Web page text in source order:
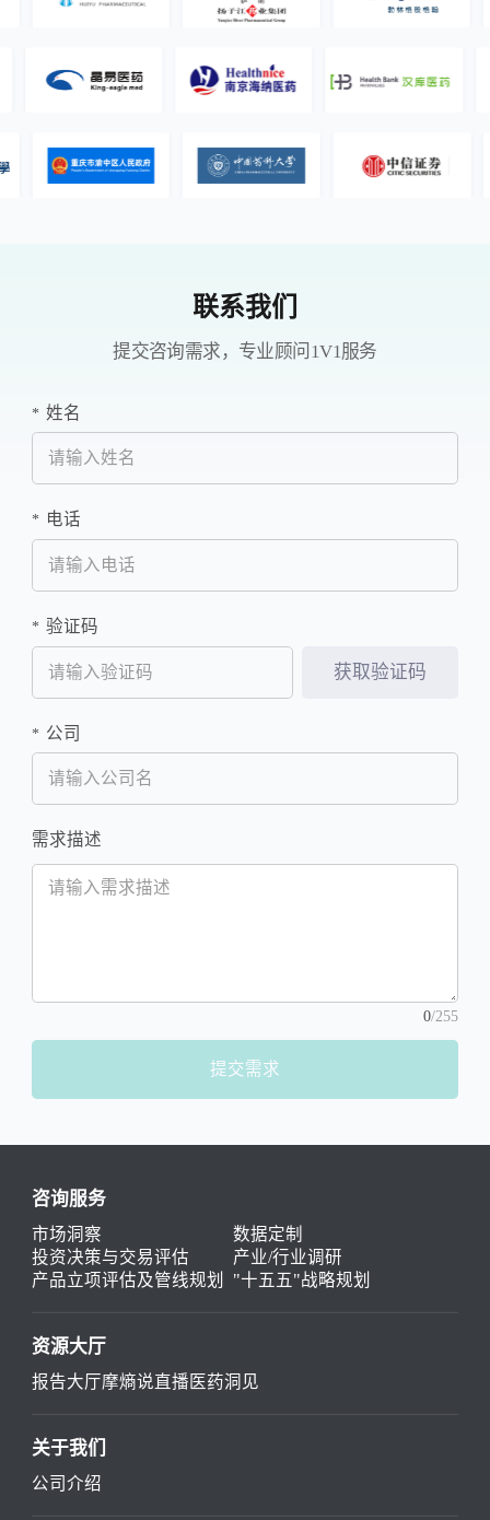
联系我们
提交咨询需求，专业顾问1V1服务
* 姓名
* 电话
* 验证码
获取验证码
* 公司
需求描述
0/255
提交需求
咨询服务
市场洞察
数据定制
投资决策与交易评估
产业/行业调研
产品立项评估及管线规划
"十五五"战略规划
资源大厅
报告大厅摩熵说直播 医药洞见
关于我们
公司介绍